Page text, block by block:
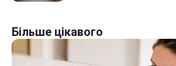
Більше цікавого